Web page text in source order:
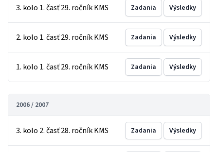
3. kolo 1. časť 29. ročník KMS Zadania Výsledky
2. kolo 1. časť 29. ročník KMS Zadania Výsledky
1. kolo 1. časť 29. ročník KMS Zadania Výsledky
2006 / 2007
3. kolo 2. časť 28. ročník KMS Zadania Výsledky